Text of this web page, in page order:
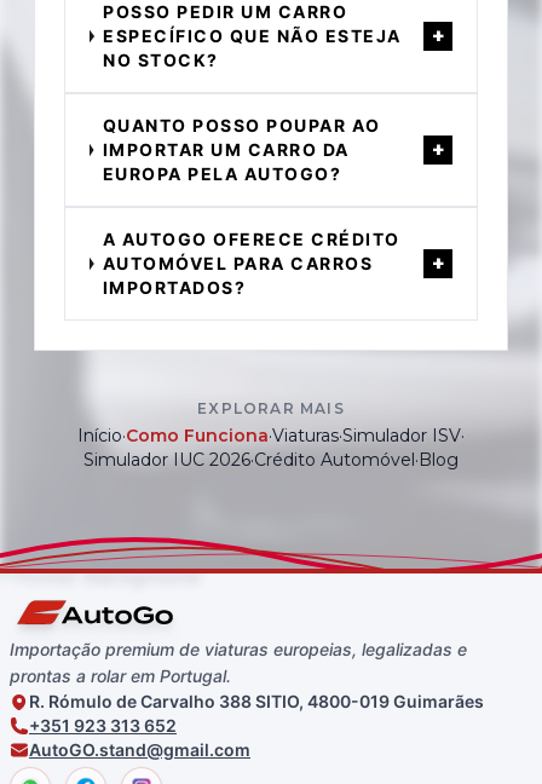
POSSO PEDIR UM CARRO
ESPECÍFICO QUE NÃO ESTEJA
NO STOCK?
+
QUANTO POSSO POUPAR AO
IMPORTAR UM CARRO DA
EUROPA PELA AUTOGO?
+
A AUTOGO OFERECE CRÉDITO
AUTOMÓVEL PARA CARROS
IMPORTADOS?
+
EXPLORAR MAIS
Início·Como Funciona·Viaturas·Simulador ISV·
Simulador IUC 2026·Crédito Automóvel·Blog
Importação premium de viaturas europeias, legalizadas e
prontas a rolar em Portugal.
R. Rómulo de Carvalho 388 SITIO, 4800-019 Guimarães
+351 923 313 652
AutoGO.stand@gmail.com